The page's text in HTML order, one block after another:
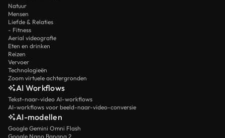
Natuur
Mensen
Liefde & Relaties
- Fitness
Aerial videografie
Eten en drinken
Reizen
Vervoer
Technologieën
Zoom virtuele achtergronden
AI Workflows
Tekst-naar-video AI-workflows
AI-workflows voor beeld-naar-video-conversie
AI-modellen
Google Gemini Omni Flash
Google Nano Banana 2